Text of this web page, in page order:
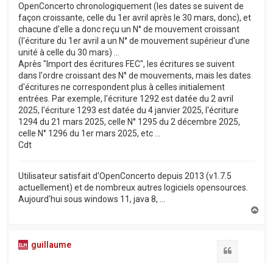
OpenConcerto chronologiquement (les dates se suivent de
façon croissante, celle du 1er avril après le 30 mars, donc), et
chacune d'elle a donc reçu un N° de mouvement croissant
(l'écriture du 1er avril a un N° de mouvement supérieur d'une
unité à celle du 30 mars) ...
Après "Import des écritures FEC", les écritures se suivent
dans l'ordre croissant des N° de mouvements, mais les dates
d'écritures ne correspondent plus à celles initialement
entrées. Par exemple, l'écriture 1292 est datée du 2 avril
2025, l'écriture 1293 est datée du 4 janvier 2025, l'écriture
1294 du 21 mars 2025, celle N° 1295 du 2 décembre 2025,
celle N° 1296 du 1er mars 2025, etc ...
Cdt
Utilisateur satisfait d'OpenConcerto depuis 2013 (v1.7.5
actuellement) et de nombreux autres logiciels opensources.
Aujourd'hui sous windows 11, java 8, ...
guillaume